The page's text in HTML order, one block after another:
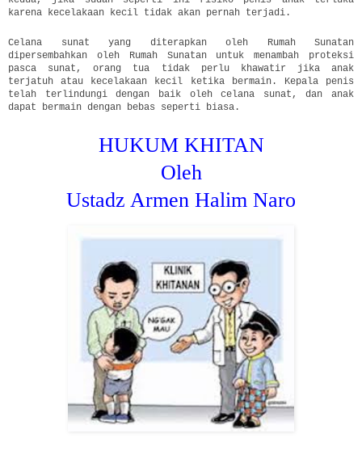
karena kecelakaan kecil tidak akan pernah terjadi.
Celana sunat yang diterapkan oleh Rumah Sunatan
dipersembahkan oleh Rumah Sunatan untuk menambah proteksi
pasca sunat, orang tua tidak perlu khawatir jika anak
terjatuh atau kecelakaan kecil ketika bermain. Kepala penis
telah terlindungi dengan baik oleh celana sunat, dan anak
dapat bermain dengan bebas seperti biasa.
HUKUM KHITAN
Oleh
Ustadz Armen Halim Naro